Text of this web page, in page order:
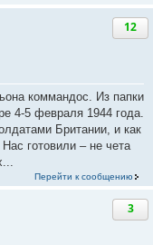
12
коммандос. Из папки
4-5 февраля 1944 года.
Британии, и как
готовили – не чета
Перейти к сообщению
3